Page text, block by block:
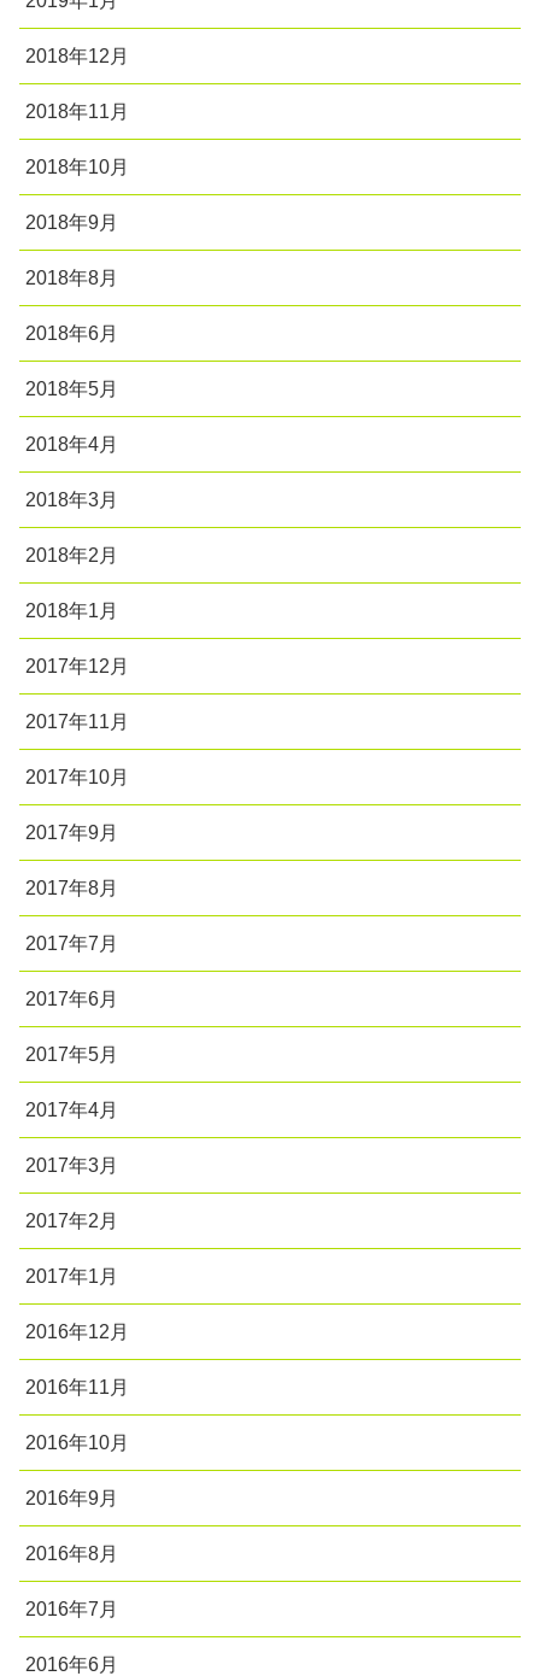
2018年12月
2018年11月
2018年10月
2018年9月
2018年8月
2018年6月
2018年5月
2018年4月
2018年3月
2018年2月
2018年1月
2017年12月
2017年11月
2017年10月
2017年9月
2017年8月
2017年7月
2017年6月
2017年5月
2017年4月
2017年3月
2017年2月
2017年1月
2016年12月
2016年11月
2016年10月
2016年9月
2016年8月
2016年7月
2016年6月